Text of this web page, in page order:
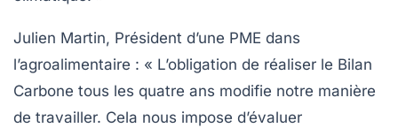
Julien Martin, Président d’une PME dans
l’agroalimentaire : « L’obligation de réaliser le Bilan
Carbone tous les quatre ans modifie notre manière
de travailler. Cela nous impose d’évaluer